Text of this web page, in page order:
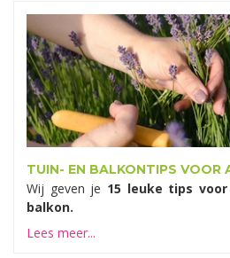
TUIN- EN BALKONTIPS VOOR
Wij geven je 15 leuke tips
balkon.
Lees meer...